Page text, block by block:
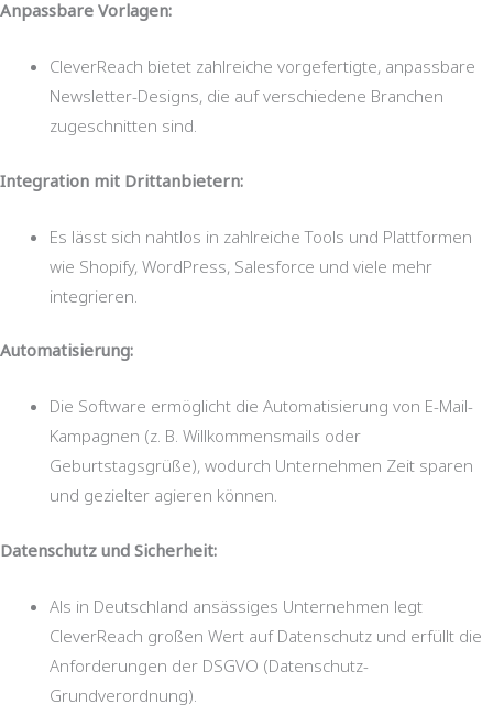
Anpassbare Vorlagen:
CleverReach bietet zahlreiche vorgefertigte, anpassbare
Newsletter-Designs, die auf verschiedene Branchen
zugeschnitten sind.
Integration mit Drittanbietern:
Es lässt sich nahtlos in zahlreiche Tools und Plattformen
wie Shopify, WordPress, Salesforce und viele mehr
integrieren.
Automatisierung:
Die Software ermöglicht die Automatisierung von E-Mail-
Kampagnen (z. B. Willkommensmails oder
Geburtstagsgrüße), wodurch Unternehmen Zeit sparen
und gezielter agieren können.
Datenschutz und Sicherheit:
Als in Deutschland ansässiges Unternehmen legt
CleverReach großen Wert auf Datenschutz und erfüllt die
Anforderungen der DSGVO (Datenschutz-
Grundverordnung).